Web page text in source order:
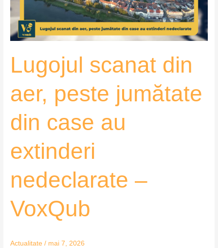
Lugojul scanat din
aer, peste jumătate
din case au
extinderi
nedeclarate –
VoxQub
Actualitate / mai 7, 2026
din
case
au
nedeclarate